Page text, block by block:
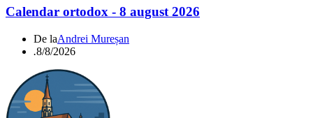
Calendar ortodox - 8 august 2026
De laAndrei Mureșan
.8/8/2026